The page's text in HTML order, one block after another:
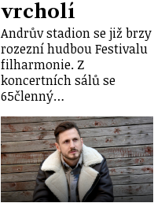
vrcholí
Andrův stadion se již brzy
rozezní hudbou Festivalu
filharmonie. Z
koncertních sálů se
65členný…